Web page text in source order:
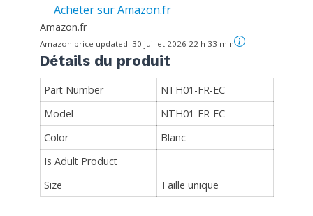
Acheter sur Amazon.fr
Amazon.fr
Amazon price updated: 30 juillet 2026 22 h 33 min
Détails du produit
Part Number
NTH01-FR-EC
Model
NTH01-FR-EC
Color
Blanc
Is Adult Product
Size
Taille unique